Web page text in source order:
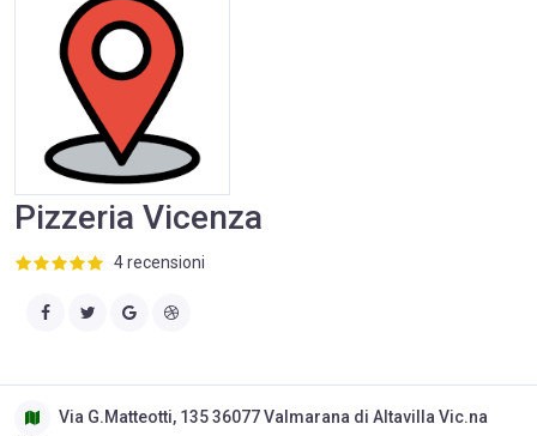
Pizzeria Vicenza
4 recensioni
Via G.Matteotti, 135 36077 Valmarana di Altavilla Vic.na